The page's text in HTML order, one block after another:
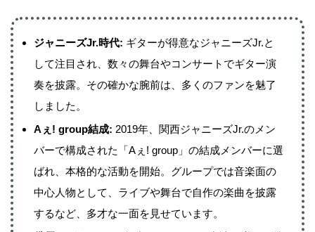
ジャニーズJr.時代: ギターが得意なジャニーズJr.と
して注目され、数々の舞台やコンサートでギター演
奏を披露。その確かな腕前は、多くのファンを魅了
しました。
Aぇ! group結成: 2019年、関西ジャニーズJr.のメン
バーで構成された「Aぇ! group」の結成メンバーに選
ばれ、本格的な活動を開始。グループでは音楽面の
中心人物として、ライブや舞台で自作の楽曲を披露
するなど、多才な一面を見せています。